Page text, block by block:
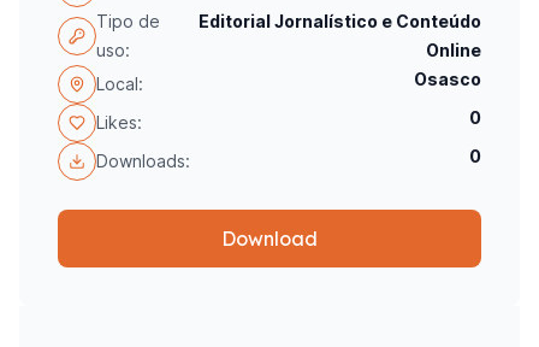
Tipo de
uso:
Editorial Jornalístico e Conteúdo
Online
Local:
Osasco
Likes: 0
Downloads: 0
Download